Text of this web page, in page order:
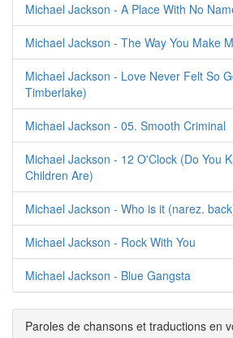
Michael Jackson - A Place With No
Michael Jackson - The Way You Make
Michael Jackson - Love Never Felt So
Timberlake)
Michael Jackson - 05. Smooth Criminal
Michael Jackson - 12 O'Clock (Do You
Children Are)
Michael Jackson - Who is it (narez.
Michael Jackson - Rock With You
Michael Jackson - Blue Gangsta
Paroles de chansons et traductions en